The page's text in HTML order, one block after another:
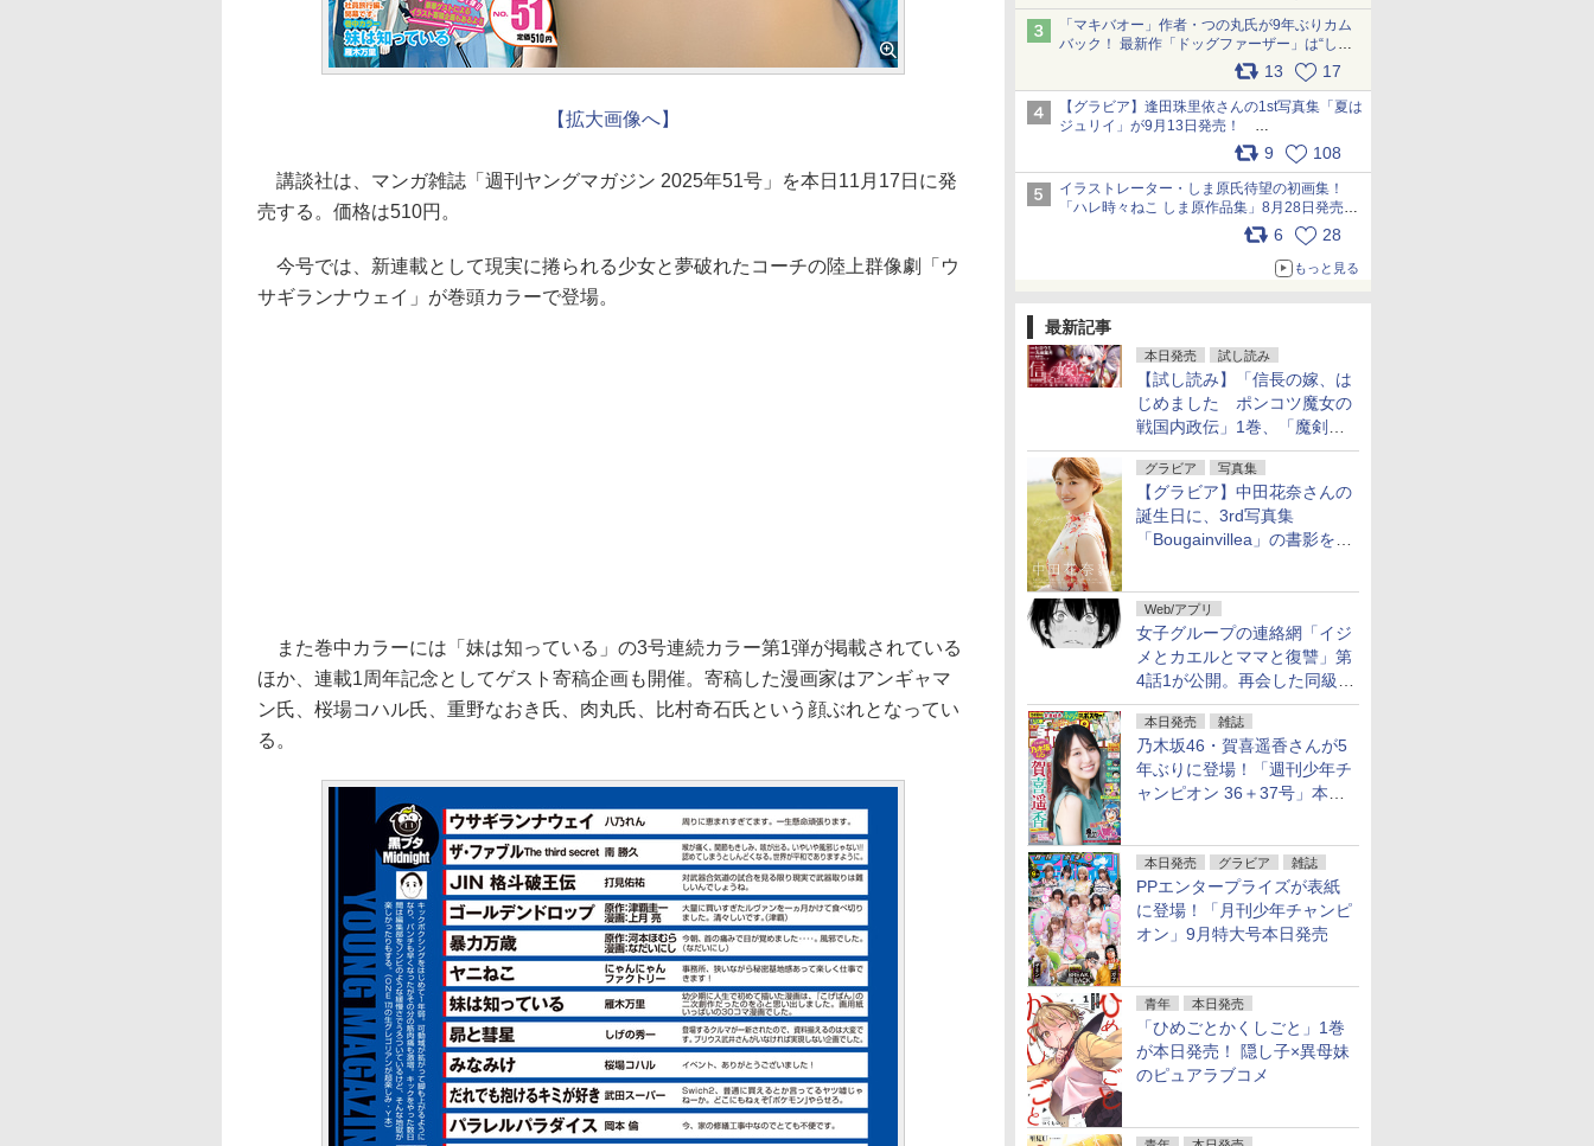
「マキバオー」作者・つの丸氏が9年ぶりカム
バック！ 最新作「ドッグファーザー」は“しゃ
べらない動物”とのリアルな暮らしを描く 「も
うこれ以上の幸せはない」……一緒に暮らす愛
犬たちへ… pic.x.com/hEr88DgVyD
13 17
【グラビア】逢田珠里依さんの1st写真集「夏は
ジュリイ」が9月13日発売！
9 108
イラストレーター・しま原氏待望の初画集！
「ハレ時々ねこ しま原作品集」8月28日発売
6 28
もっと見る
最新記事
本日発売 試し読み
【試し読み】「信長の嫁、は
じめました ポンコツ魔女の
戦国内政伝」1巻、「魔剣の
花嫁 -ヴァルキュリア-」1巻
本日発売
グラビア 写真集
【グラビア】中田花奈さんの
誕生日に、3rd写真集
「Bougainvillea」の書影を公
Web/アプリ
女子グループの連絡網「イジ
メとカエルとママと復讐」第
4話1が公開。再会した同級生
は……
本日発売 雑誌
乃木坂46・賀喜遥香さんが5
年ぶりに登場！「週刊少年チ
ャンピオン 36＋37号」本日
本日発売 グラビア 雑誌
PPエンタープライズが表紙
に登場！「月刊少年チャンピ
オン」9月特大号本日発売
青年 本日発売
「ひめごとかくしごと」1巻
が本日発売！ 隠し子×異母妹
のピュアラブコメ
【拡大画像へ】
講談社は、マンガ雑誌「週刊ヤングマガジン 2025年51号」を本日11月17日に発
売する。価格は510円。
今号では、新連載として現実に捲られる少女と夢破れたコーチの陸上群像劇「ウ
サギランナウェイ」が巻頭カラーで登場。
また巻中カラーには「妹は知っている」の3号連続カラー第1弾が掲載されている
ほか、連載1周年記念としてゲスト寄稿企画も開催。寄稿した漫画家はアンギャマ
ン氏、桜場コハル氏、重野なおき氏、肉丸氏、比村奇石氏という顔ぶれとなってい
る。